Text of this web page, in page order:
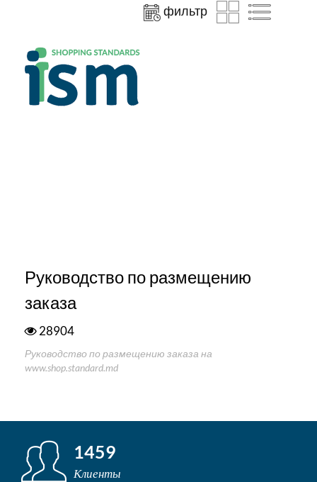
фильтр
Руководство по размещению
заказа
28904
Руководство по размещению заказа на
www.shop.standard.md
1459
Клиенты